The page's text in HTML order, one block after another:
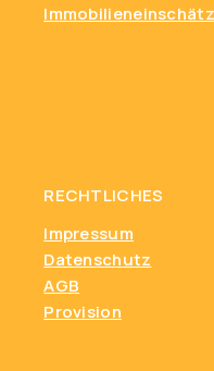
RECHTLICHES
Impressum
Datenschutz
AGB
Provision